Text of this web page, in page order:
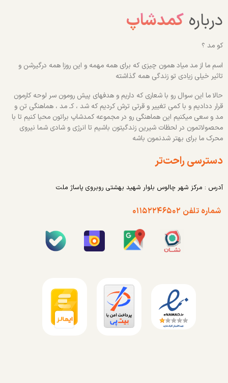
درباره کمدشاپ
کو مد ؟
اسم ما از مد میاد همون چیزی که برای همه مهمه و این روزا همه درگیرشن و
تاثیر خیلی زیادی تو زندگی همه گذاشته
حالا ما این سوال رو با شعاری که داریم و هدفهای پیش رومون سر لوحه کارمون
قرار ددادیم و با کمی تغییر و قرتی ترش کردیم که شد ، کـ مد ، هماهنگی تن و
مد و سعی میکنیم این هماهنگی رو در مجموعه کمدشاپ براتون محیا کنیم تا با
محصولاتمون در لحظات شیرین زندگیتون باشیم تا انرژی و شادی شما نیروی
محرک ما برای بهتر شدنمون باشه
دسترسی راحت‌تر
آدرس : مرکز شهر چالوس بلوار شهید بهشتی روبروی پاساژ ملت
شماره تلفن ۰۱۱۵۲۲۴۶۵۰۲